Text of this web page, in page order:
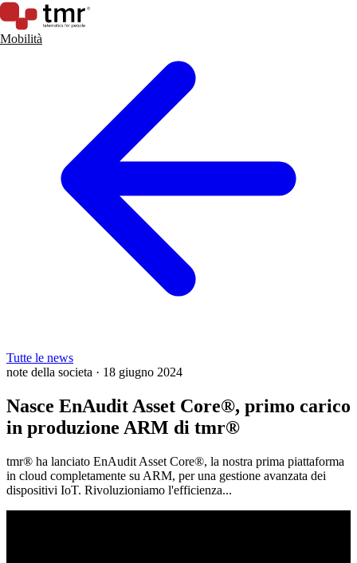
Mobilità
Tutte le news
note della societa · 18 giugno 2024
Nasce EnAudit Asset Core®, primo carico
in produzione ARM di tmr®
tmr® ha lanciato EnAudit Asset Core®, la nostra prima piattaforma
in cloud completamente su ARM, per una gestione avanzata dei
dispositivi IoT. Rivoluzioniamo l'efficienza...